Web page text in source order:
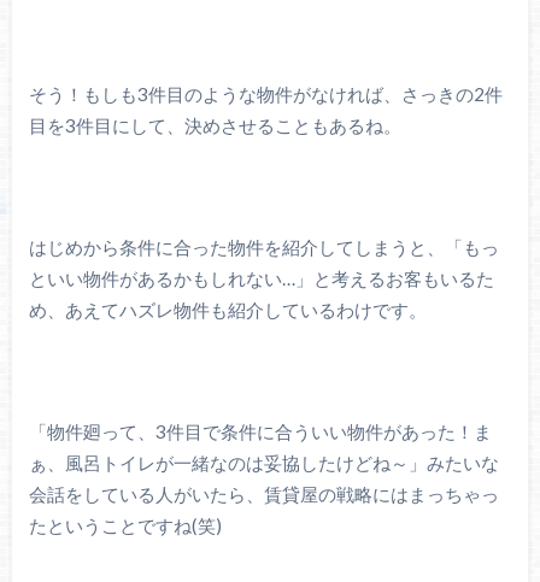
そう！もしも3件目のような物件がなければ、さっきの2件
目を3件目にして、決めさせることもあるね。
はじめから条件に合った物件を紹介してしまうと、「もっ
といい物件があるかもしれない…」と考えるお客もいるた
め、あえてハズレ物件も紹介しているわけです。
「物件廻って、3件目で条件に合ういい物件があった！ま
ぁ、風呂トイレが一緒なのは妥協したけどね～」みたいな
会話をしている人がいたら、賃貸屋の戦略にはまっちゃっ
たということですね(笑)